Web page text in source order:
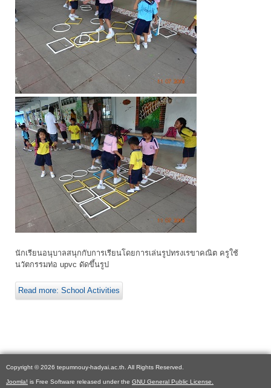
นักเรียนอนุบาลสนุกกับการเรียนโดยการเล่นรูปทรงเรขาคณิต ครูใช้
นวัตกรรมท่อ upvc ดัดขึ้นรูป
Read more: School Activities
Copyright © 2026 tepumnouy-hadyai.ac.th. All Rights Reserved.
Joomla! is Free Software released under the GNU General Public License.